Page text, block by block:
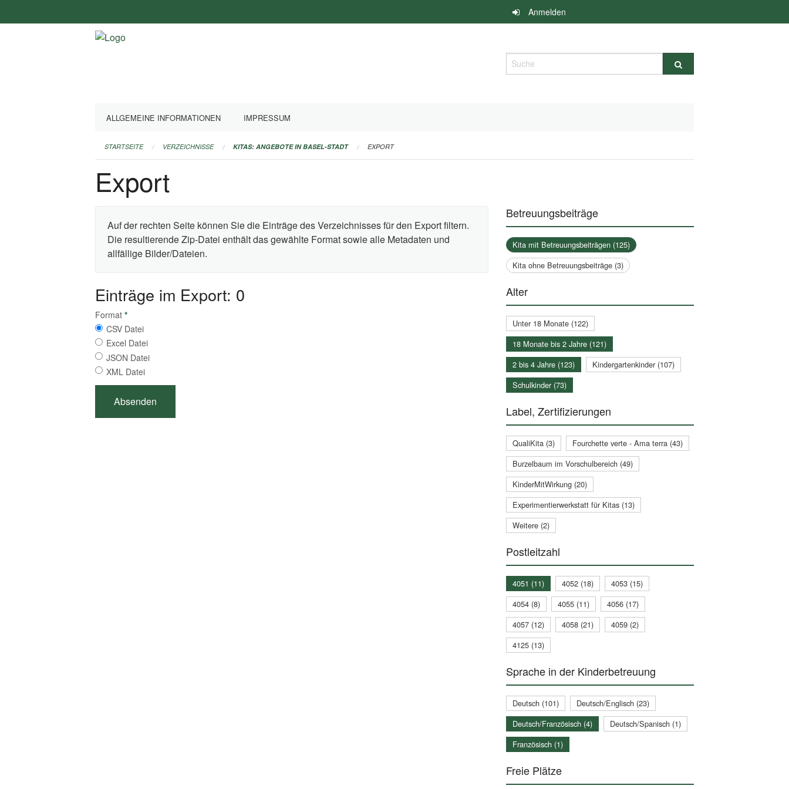
überspringen
Anmelden
Suche
ALLGEMEINE INFORMATIONEN IMPRESSUM
STARTSEITE VERZEICHNISSE KITAS: ANGEBOTE IN BASEL-STADT EXPORT
Export
Auf der rechten Seite können Sie die Einträge des Verzeichnisses für den Export filtern.
Die resultierende Zip-Datei enthält das gewählte Format sowie alle Metadaten und
allfällige Bilder/Dateien.
Einträge im Export: 0
Format *
CSV Datei
Excel Datei
JSON Datei
XML Datei
Betreuungsbeiträge
Kita mit Betreuungsbeiträgen (125)
Kita ohne Betreuungsbeiträge (3)
Alter
Unter 18 Monate (122)
18 Monate bis 2 Jahre (121)
2 bis 4 Jahre (123)
Kindergartenkinder (107)
Schulkinder (73)
Label, Zertifizierungen
QualiKita (3)
Fourchette verte - Ama terra (43)
Burzelbaum im Vorschulbereich (49)
KinderMitWirkung (20)
Experimentierwerkstatt für Kitas (13)
Weitere (2)
Postleitzahl
4051 (11) 4052 (18)
4053 (15)
4054 (8)
4055 (11)
4056 (17)
4057 (12)
4058 (21)
4059 (2)
4125 (13)
Sprache in der Kinderbetreuung
Deutsch (101)
Deutsch/Englisch (23)
Deutsch/Französisch (4)
Deutsch/Spanisch (1)
Französisch (1)
Freie Plätze